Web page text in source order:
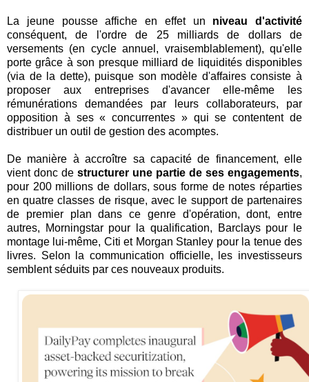
La jeune pousse affiche en effet un niveau d'activité
conséquent, de l'ordre de 25 milliards de dollars de
versements (en cycle annuel, vraisemblablement), qu'elle
porte grâce à son presque milliard de liquidités disponibles
(via de la dette), puisque son modèle d'affaires consiste à
proposer aux entreprises d'avancer elle-même les
rémunérations demandées par leurs collaborateurs, par
opposition à ses « concurrentes » qui se contentent de
distribuer un outil de gestion des acomptes.
De manière à accroître sa capacité de financement, elle
vient donc de structurer une partie de ses engagements,
pour 200 millions de dollars, sous forme de notes réparties
en quatre classes de risque, avec le support de partenaires
de premier plan dans ce genre d'opération, dont, entre
autres, Morningstar pour la qualification, Barclays pour le
montage lui-même, Citi et Morgan Stanley pour la tenue des
livres. Selon la communication officielle, les investisseurs
semblent séduits par ces nouveaux produits.